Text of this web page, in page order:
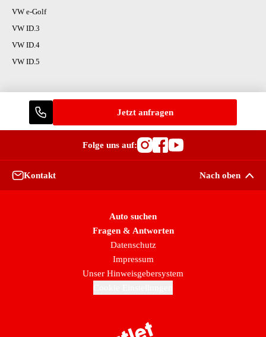
VW e-Golf
VW ID.3
VW ID.4
VW ID.5
Jetzt anfragen
Folge uns auf:
Besuche
Besuche
Besuche
Kontakt Nach oben
Auto suchen
Fragen & Antworten
Datenschutz
Impressum
Unser Hinweisgebersystem
Zur Startseite